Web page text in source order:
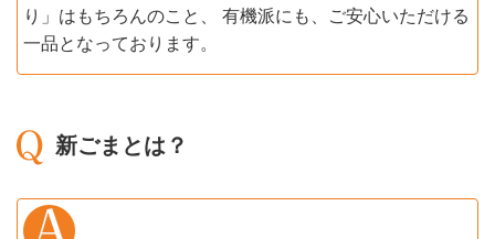
り」はもちろんのこと、 有機派にも、ご安心いただける
一品となっております。
新ごまとは？